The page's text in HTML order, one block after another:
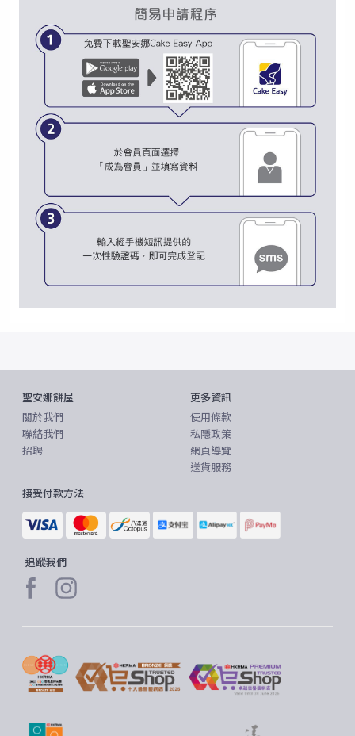
登入
成為 Cake Easy 會員
聖安娜餅屋
關於我們
聯絡我們
招聘
更多資訊
使用條款
私隱政策
網頁導覽
送貨服務
接受付款方法
追蹤我們